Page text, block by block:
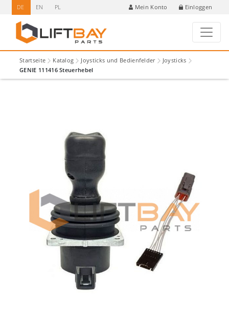
DE EN PL Mein Konto Einloggen
Startseite Katalog Joysticks und Bedienfelder
Joysticks
GENIE 111416 Steuerhebel